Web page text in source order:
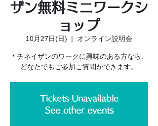
ザン無料ミニワークシ
ョップ
10月27日(日)
  |
オンライン説明会
＊チネイザンのワークに興味のある方なら、
どなたでもご参加ご質問ができます。
Tickets Unavailable
See other events